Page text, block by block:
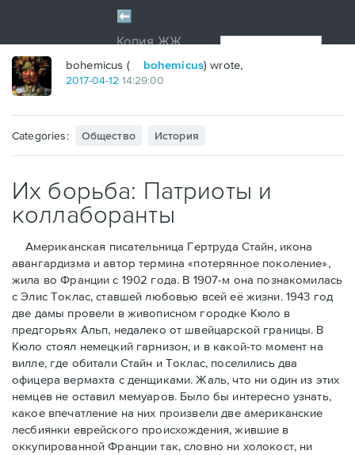
bohemicus ( bohemicus) wrote,
2017-04-12 14:29:00
Categories: Общество История
Их борьба: Патриоты и
коллаборанты
Американская писательница Гертруда Стайн, икона
авангардизма и автор термина «потерянное поколение»,
жила во Франции с 1902 года. В 1907-м она познакомилась
с Элис Токлас, ставшей любовью всей её жизни. 1943 год
две дамы провели в живописном городке Кюло в
предгорьях Альп, недалеко от швейцарской границы. В
Кюло стоял немецкий гарнизон, и в какой-то момент на
вилле, где обитали Стайн и Токлас, поселились два
офицера вермахта с денщиками. Жаль, что ни один из этих
немцев не оставил мемуаров. Было бы интересно узнать,
какое впечатление на них произвели две американские
лесбиянки еврейского происхождения, жившие в
оккупированной Франции так, словно ни холокост, ни